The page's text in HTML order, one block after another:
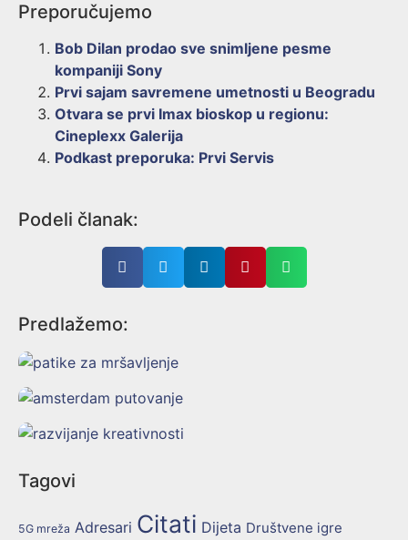
Preporučujemo
Bob Dilan prodao sve snimljene pesme
kompaniji Sony
Prvi sajam savremene umetnosti u Beogradu
Otvara se prvi Imax bioskop u regionu:
Cineplexx Galerija
Podkast preporuka: Prvi Servis
Podeli članak:
Predlažemo:
Tagovi
5G mreža Adresari Citati Dijeta Društvene igre